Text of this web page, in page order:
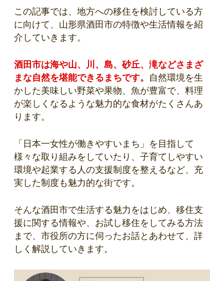
この記事では、地方への移住を検討している方
に向けて、山形県酒田市の特徴や生活情報を紹
介していきます。
酒田市は海や山、川、島、砂丘、滝などさまざ
まな自然を堪能できるまちです。 自然環境を生
かした美味しい野菜や果物、魚が豊富で、料理
が楽しくなるような魅力的な食材がたくさんあ
ります。
「日本一女性が働きやすいまち」を目指して
様々な取り組みをしていたり、子育てしやすい
環境や起業する人の支援制度を整えるなど、充
実した制度も魅力的な街です。
そんな酒田市で生活する魅力をはじめ、移住支
援に関する情報や、お試し移住をしてみる方法
まで、市役所の方に伺ったお話とあわせて、詳
しく解説していきます。